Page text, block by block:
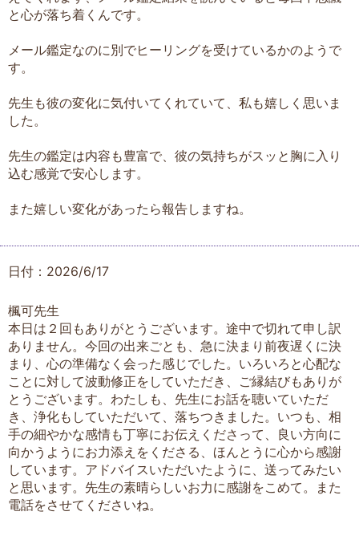
と心が落ち着くんです。
メール鑑定なのに別でヒーリングを受けているかのようで
す。
先生も彼の変化に気付いてくれていて、私も嬉しく思いま
した。
先生の鑑定は内容も豊富で、彼の気持ちがスッと胸に入り
込む感覚で安心します。
また嬉しい変化があったら報告しますね。
日付：2026/6/17
楓可先生
本日は２回もありがとうございます。途中で切れて申し訳
ありません。今回の出来ごとも、急に決まり前夜遅くに決
まり、心の準備なく会った感じでした。いろいろと心配な
ことに対して波動修正をしていただき、ご縁結びもありが
とうございます。わたしも、先生にお話を聴いていただ
き、浄化もしていただいて、落ちつきました。いつも、相
手の細やかな感情も丁寧にお伝えくださって、良い方向に
向かうようにお力添えをくださる、ほんとうに心から感謝
しています。アドバイスいただいたように、送ってみたい
と思います。先生の素晴らしいお力に感謝をこめて。また
電話をさせてくださいね。